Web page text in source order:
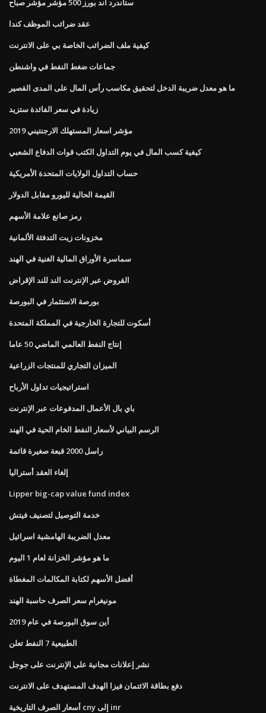
ستاندرد اند بورز 500 مؤشر مؤشر صباح
عقد ضرائب الموظف كندا
كيفية ملف الضرائب الخاصة بي على الانترنت
جماعات ضغط النفط في واشنطن
ما هو معدل ضريبة الدخل لتحقيق مكاسب رأس المال على المدى القصير
زيادة في سعر الفائدة ستزيد
مؤشر اسعار المستهلك الارجنتيني 2019
كيفية كسب المال في يوم التداول الكتب قوات الدفاع الشعبي
حساب التداول الولايات المتحدة الأمريكية
القيمة الحالية لليورو مقابل الدولار
رمز صانع علامة الأسهم
مخزونات زيت التدفئة الألمانية
سماسرة الأوراق المالية الغنية في الهند
القروض عبر الإنترنت الند للند الإقراض
بورصة الاستثمار في البورصة
أسكوت للتجارة الخارجية في المملكة المتحدة
إنتاج النفط العالمي الماضي 50 عاما
الميزان التجاري للمنتجات الزراعية
استراتيجيات تداول الأرباح
باي بال الأعمال المدفوعات عبر الإنترنت
الرسم البياني لأسعار النفط الخام الحية في الهند
راسل 2000 قبعة صغيرة قائمة
إلغاء العقد أستراليا
Lipper big-cap value fund index
خدمة التوصيل لتصنيف فيتش
معدل الضريبة الهامشية اسرائيل
ما هو مؤشر الخزانة لعام 1 اليوم
أفضل الأسهم لكتابة المكالمات المغطاة
مونيغرام سعر الصرف حاسبة الهند
أين سوق البورصة في عام 2019
الطبيعية 7 النفط تعلن
نشر إعلانات مجانية على الإنترنت على جوجل
دفع بطاقة الائتمان فيزا الهدف المستهدف على الانترنت
أسعار الصرف التاريخية cny إلى inr